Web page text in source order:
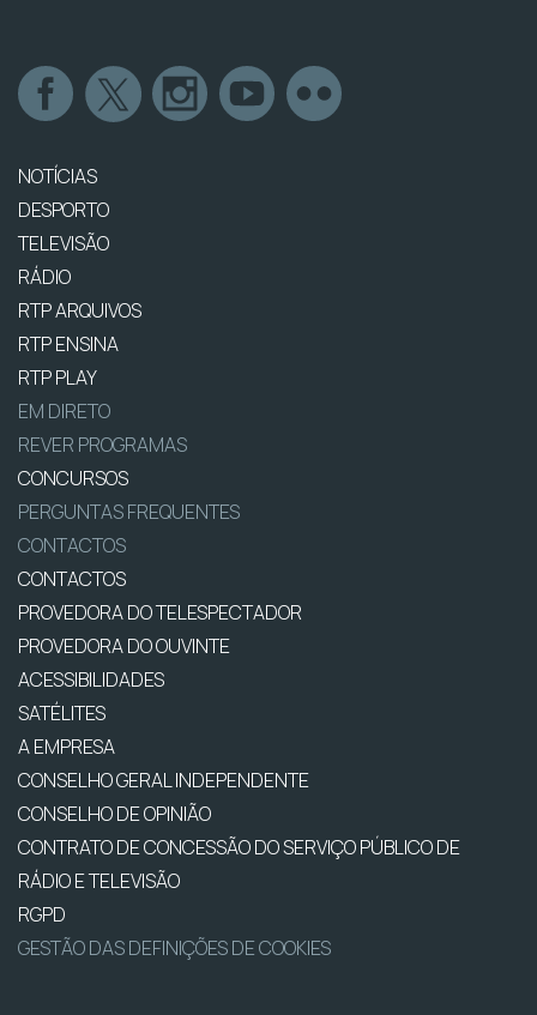
NOTÍCIAS
DESPORTO
TELEVISÃO
RÁDIO
RTP ARQUIVOS
RTP ENSINA
RTP PLAY
EM DIRETO
REVER PROGRAMAS
CONCURSOS
PERGUNTAS FREQUENTES
CONTACTOS
CONTACTOS
PROVEDORA DO TELESPECTADOR
PROVEDORA DO OUVINTE
ACESSIBILIDADES
SATÉLITES
A EMPRESA
CONSELHO GERAL INDEPENDENTE
CONSELHO DE OPINIÃO
CONTRATO DE CONCESSÃO DO SERVIÇO PÚBLICO DE
RÁDIO E TELEVISÃO
RGPD
GESTÃO DAS DEFINIÇÕES DE COOKIES